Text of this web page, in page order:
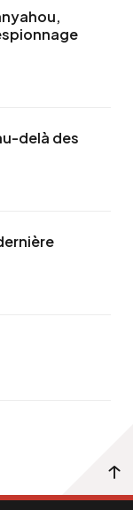
delà des